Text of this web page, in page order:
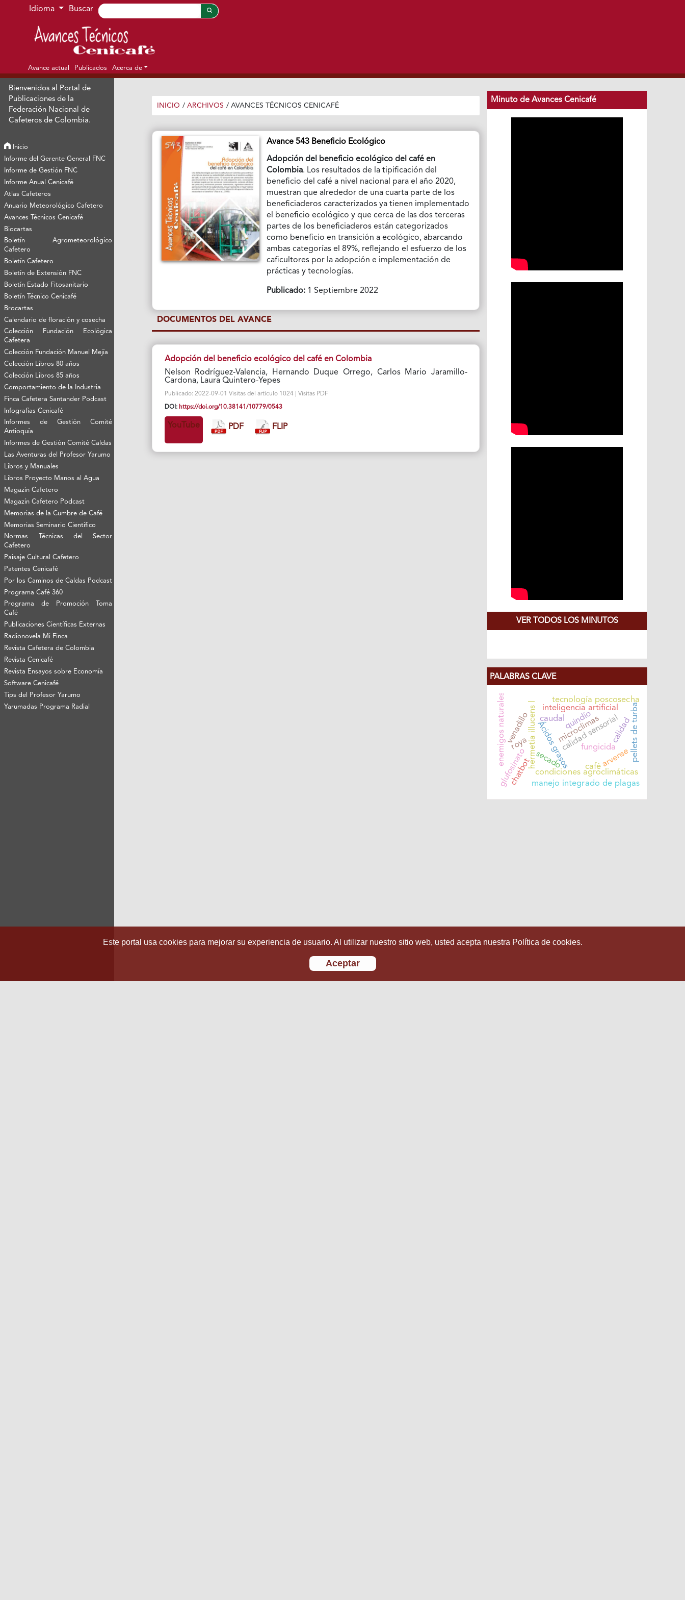
Ir al menú de navegación principal
Ir al contenido principal
Ir al pie de página del sitio
Idioma Buscar
Avance actual Publicados Acerca de
Bienvenidos al Portal de
Publicaciones de la
Federación Nacional de
Cafeteros de Colombia.
Inicio
Informe del Gerente General FNC
Informe de Gestión FNC
Informe Anual Cenicafé
Atlas Cafeteros
Anuario Meteorológico Cafetero
Avances Técnicos Cenicafé
Biocartas
Boletín Agrometeorológico
Cafetero
Boletín Cafetero
Boletín de Extensión FNC
Boletín Estado Fitosanitario
Boletín Técnico Cenicafé
Brocartas
Calendario de floración y cosecha
Colección Fundación Ecológica
Cafetera
Colección Fundación Manuel Mejía
Colección Libros 80 años
Colección Libros 85 años
Comportamiento de la Industria
Finca Cafetera Santander Podcast
Infografías Cenicafé
Informes de Gestión Comité
Antioquía
Informes de Gestión Comité Caldas
Las Aventuras del Profesor Yarumo
Libros y Manuales
Libros Proyecto Manos al Agua
Magazín Cafetero
Magazín Cafetero Podcast
Memorias de la Cumbre de Café
Memorias Seminario Científico
Normas Técnicas del Sector
Cafetero
Paisaje Cultural Cafetero
Patentes Cenicafé
Por los Caminos de Caldas Podcast
Programa Café 360
Programa de Promoción Toma
Café
Publicaciones Científicas Externas
Radionovela Mi Finca
Revista Cafetera de Colombia
Revista Cenicafé
Revista Ensayos sobre Economía
Software Cenicafé
Tips del Profesor Yarumo
Yarumadas Programa Radial
INICIO / ARCHIVOS / AVANCES TÉCNICOS CENICAFÉ
Avance 543 Beneficio Ecológico
Adopción del beneficio ecológico del café en
Colombia. Los resultados de la tipificación del
beneficio del café a nivel nacional para el año 2020,
muestran que alrededor de una cuarta parte de los
beneficiaderos caracterizados ya tienen implementado
el beneficio ecológico y que cerca de las dos terceras
partes de los beneficiaderos están categorizados
como beneficio en transición a ecológico, abarcando
ambas categorías el 89%, reflejando el esfuerzo de los
caficultores por la adopción e implementación de
prácticas y tecnologías.
Publicado: 1 Septiembre 2022
DOCUMENTOS DEL AVANCE
Adopción del beneficio ecológico del café en Colombia
Nelson Rodríguez-Valencia, Hernando Duque Orrego, Carlos Mario Jaramillo-
Cardona, Laura Quintero-Yepes
Publicado: 2022-09-01 Visitas del artículo 1024 | Visitas PDF
DOI: https://doi.org/10.38141/10779/0543
YouTube PDF FLIP
Minuto de Avances Cenicafé
VER TODOS LOS MINUTOS
PALABRAS CLAVE
Ácidos grasos
condiciones agroclimáticas
calidad sensorial
quindío
hermetia illucens l
roya fungicida
chatbot
inteligencia artificial
microclimas
caféarvense
venadillo
glufosinato
enemigos naturales calidad
caudal
manejo integrado de plagas
tecnología poscosecha
pellets de turba
secado
Este portal usa cookies para mejorar su experiencia de usuario. Al utilizar nuestro sitio web, usted acepta nuestra Política de cookies.
Aceptar